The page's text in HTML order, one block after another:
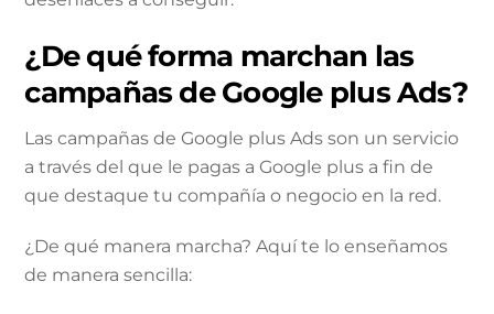
¿De qué forma marchan las
campañas de Google plus Ads?
Las campañas de Google plus Ads son un servicio
a través del que le pagas a Google plus a fin de
que destaque tu compañía o negocio en la red.
¿De qué manera marcha? Aquí te lo enseñamos
de manera sencilla: